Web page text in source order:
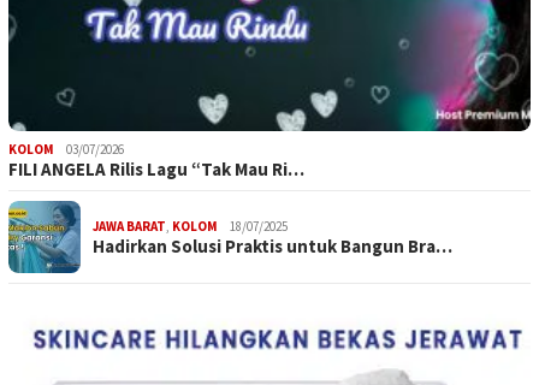
KOLOM 03/07/2026
FILI ANGELA Rilis Lagu “Tak Mau Ri…
JAWA BARAT KOLOM 18/07/2025
Hadirkan Solusi Praktis untuk Bangun Bra…